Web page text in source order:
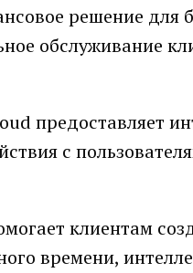
решение для
обслуживание
предоставляет
с
клиентам
времени,